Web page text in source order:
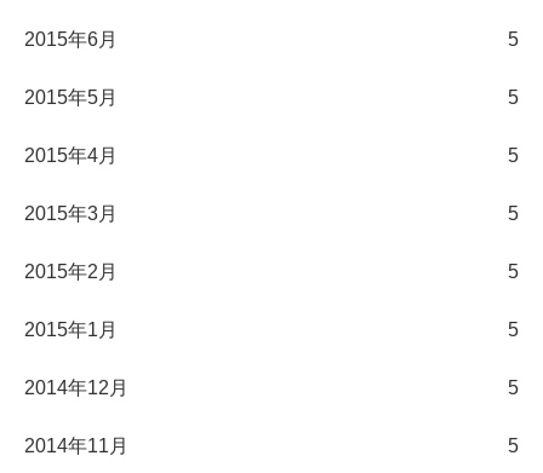
2015年6月 5
2015年5月 5
2015年4月 5
2015年3月 5
2015年2月 5
2015年1月 5
2014年12月 5
2014年11月 5